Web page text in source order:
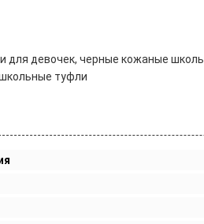
для девочек, черные кожаные
туфли